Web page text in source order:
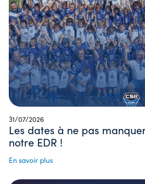
31/07/2026
Les dates à ne pas
notre EDR !
En savoir plus